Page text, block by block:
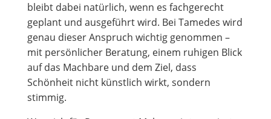
bleibt dabei natürlich, wenn es fachgerecht
geplant und ausgeführt wird. Bei Tamedes wird
genau dieser Anspruch wichtig genommen –
mit persönlicher Beratung, einem ruhigen Blick
auf das Machbare und dem Ziel, dass
Schönheit nicht künstlich wirkt, sondern
stimmig.